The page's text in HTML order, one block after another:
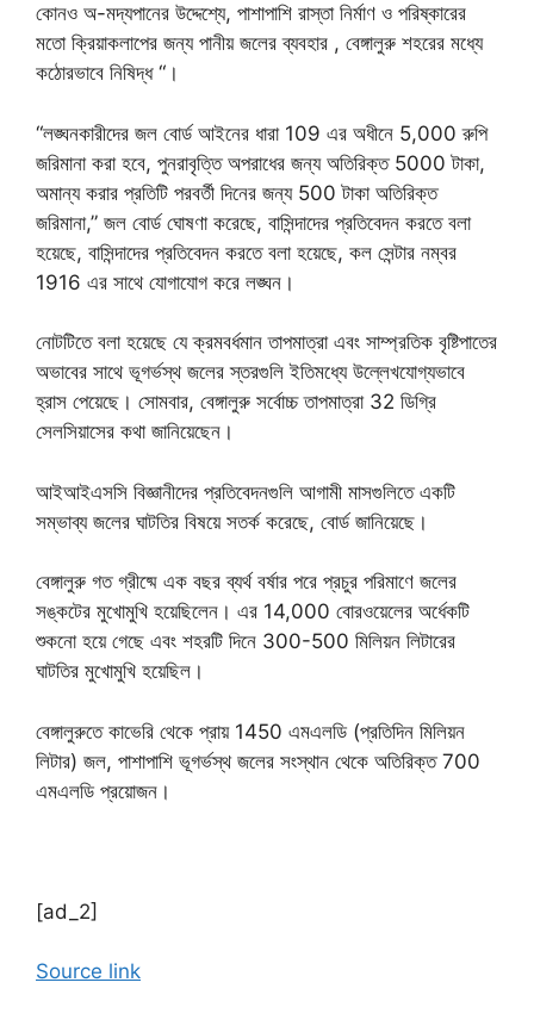
কোনও অ-মদ্যপানের উদ্দেশ্যে, পাশাপাশি রাস্তা নির্মাণ ও পরিষ্কারের
মতো ক্রিয়াকলাপের জন্য পানীয় জলের ব্যবহার , বেঙ্গালুরু শহরের মধ্যে
কঠোরভাবে নিষিদ্ধ “।
“লঙ্ঘনকারীদের জল বোর্ড আইনের ধারা 109 এর অধীনে 5,000 রুপি
জরিমানা করা হবে, পুনরাবৃত্তি অপরাধের জন্য অতিরিক্ত 5000 টাকা,
অমান্য করার প্রতিটি পরবর্তী দিনের জন্য 500 টাকা অতিরিক্ত
জরিমানা,” জল বোর্ড ঘোষণা করেছে, বাসিন্দাদের প্রতিবেদন করতে বলা
হয়েছে, বাসিন্দাদের প্রতিবেদন করতে বলা হয়েছে, কল সেন্টার নম্বর
1916 এর সাথে যোগাযোগ করে লঙ্ঘন।
নোটটিতে বলা হয়েছে যে ক্রমবর্ধমান তাপমাত্রা এবং সাম্প্রতিক বৃষ্টিপাতের
অভাবের সাথে ভূগর্ভস্থ জলের স্তরগুলি ইতিমধ্যে উল্লেখযোগ্যভাবে
হ্রাস পেয়েছে। সোমবার, বেঙ্গালুরু সর্বোচ্চ তাপমাত্রা 32 ডিগ্রি
সেলসিয়াসের কথা জানিয়েছেন।
আইআইএসসি বিজ্ঞানীদের প্রতিবেদনগুলি আগামী মাসগুলিতে একটি
সম্ভাব্য জলের ঘাটতির বিষয়ে সতর্ক করেছে, বোর্ড জানিয়েছে।
বেঙ্গালুরু গত গ্রীষ্মে এক বছর ব্যর্থ বর্ষার পরে প্রচুর পরিমাণে জলের
সঙ্কটের মুখোমুখি হয়েছিলেন। এর 14,000 বোরওয়েলের অর্ধেকটি
শুকনো হয়ে গেছে এবং শহরটি দিনে 300-500 মিলিয়ন লিটারের
ঘাটতির মুখোমুখি হয়েছিল।
বেঙ্গালুরুতে কাভেরি থেকে প্রায় 1450 এমএলডি (প্রতিদিন মিলিয়ন
লিটার) জল, পাশাপাশি ভূগর্ভস্থ জলের সংস্থান থেকে অতিরিক্ত 700
এমএলডি প্রয়োজন।
[ad_2]
Source link